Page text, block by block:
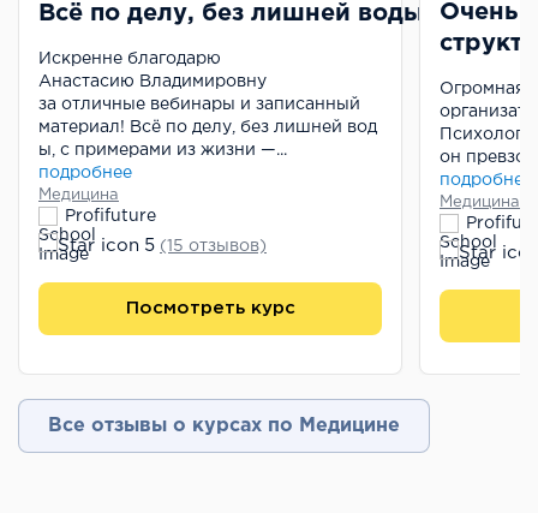
Всё по делу, без лишней воды, с
Искренне благодарю
Анастасию Владимировну
за отличные вебинары и записанный
материал! Всё по делу, без лишней вод
ы, с примерами из жизни —...
подробнее
Медицина
Profifuture
5 (15 отзывов)
Посмотреть курс
Очень
Огромная
Психолог-
он
подробнее
Медицина
Все отзывы о курсах по Медицине